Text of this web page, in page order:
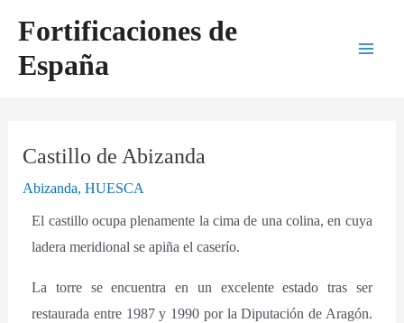
contenido
Fortificaciones de
España
Castillo de Abizanda
Abizanda,HUESCA
El castillo ocupa plenamente la cima de una colina, en cuya
ladera meridional se apiña el caserío.
La torre se encuentra en un excelente estado tras ser
restaurada entre 1987 y 1990 por la Diputación de Aragón.
de
entradas